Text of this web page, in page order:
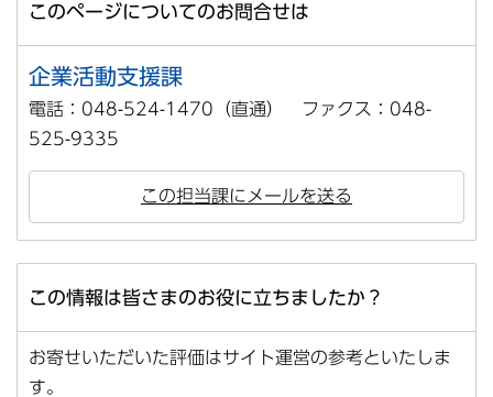
このページについてのお問合せは
企業活動支援課
電話：048-524-1470（直通） ファクス：048-
525-9335
この担当課にメールを送る
この情報は皆さまのお役に立ちましたか？
お寄せいただいた評価はサイト運営の参考といたしま
す。